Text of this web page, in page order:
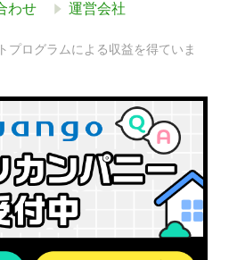
わせ 運営会社
プログラムによる収益を得ていま